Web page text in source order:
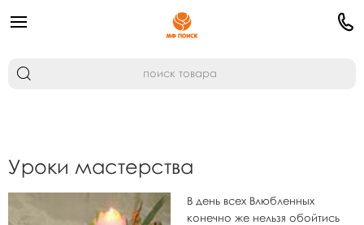
Уроки мастерства
В день всех Влюбленных
конечно же нельзя обойтись